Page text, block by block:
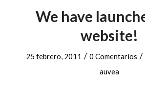
We have
website!
25 febrero, 2011 / 0 Comentarios /
auvea